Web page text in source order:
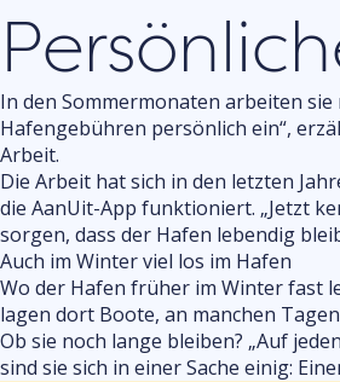
In den Sommermonaten arbeiten
Hafengebühren persönlich ein“,
Arbeit.
Die Arbeit hat sich in den letzten
die AanUit-App funktioniert. „Jetzt
sorgen, dass der Hafen lebendig
Auch im Winter viel los im Hafen
Wo der Hafen früher im Winter fast
lagen dort Boote, an manchen
Ob sie noch lange bleiben? „Auf
sind sie sich in einer Sache einig: